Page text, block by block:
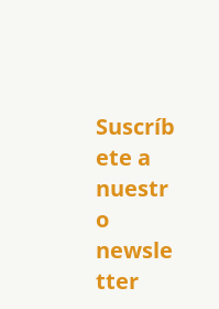
Suscríb
ete a
nuestr
o
newsle
tter